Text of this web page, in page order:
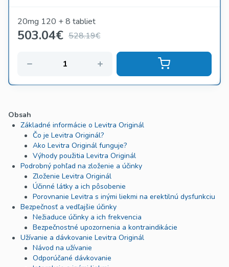
20mg 120 + 8 tabliet
503.04€ 528.19€
Obsah
Základné informácie o Levitra Originál
Čo je Levitra Originál?
Ako Levitra Originál funguje?
Výhody použitia Levitra Originál
Podrobný pohľad na zloženie a účinky
Zloženie Levitra Originál
Účinné látky a ich pôsobenie
Porovnanie Levitra s inými liekmi na erektilnú dysfunkciu
Bezpečnosť a vedľajšie účinky
Nežiaduce účinky a ich frekvencia
Bezpečnostné upozornenia a kontraindikácie
Užívanie a dávkovanie Levitra Originál
Návod na užívanie
Odporúčané dávkovanie